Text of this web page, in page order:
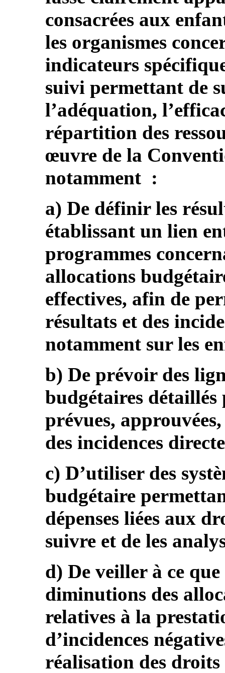
consacrées aux
les organismes
indicateurs
suivi permettant de
l’adéquation,
répartition des
œuvre de la
notamment :
a) De définir les
établissant un lien
programmes
allocations
effectives, afin de
résultats et des
notamment sur les
b) De prévoir des
budgétaires détaillés
prévues,
des incidences
c) D’utiliser des
budgétaire
dépenses liées aux
suivre et de les
d) De veiller à ce
diminutions des
relatives à la
d’incidences
réalisation des